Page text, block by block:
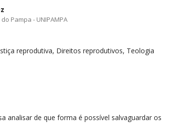
Pampa - UNIPAMPA
reprodutiva, Direitos reprodutivos, Teologia
analisar de que forma é possível salvaguardar os